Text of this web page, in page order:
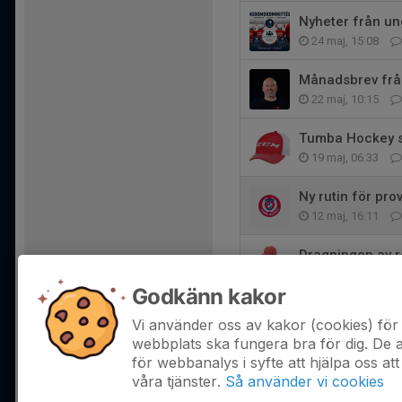
Nyheter från
24 maj, 15:08
Månadsbrev
22 maj, 10:15
Tumba Hockey
19 maj, 06:33
Ny rutin för
12 maj, 16:11
Dragningen av
4 maj, 14:58
Godkänn kakor
Vi använder oss av kakor (cookies)
webbplats ska fungera bra för dig. De
för webbanalys i syfte att hjälpa oss
våra tjänster. Så använder vi cookies